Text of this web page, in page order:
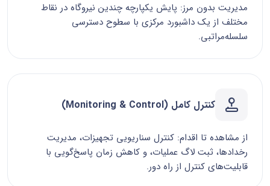
مدیریت بدون مرز: پایش یکپارچه چندین نیروگاه در نقاط
مختلف از یک داشبورد مرکزی با سطوح دسترسی
سلسله‌مراتبی.
کنترل کامل (Monitoring & Control)
از مشاهده تا اقدام: کنترل سناریویی تجهیزات، مدیریت
رخدادها، ثبت لاگ عملیات، و کاهش زمان پاسخ‌گویی با
قابلیت‌های کنترل از راه دور.